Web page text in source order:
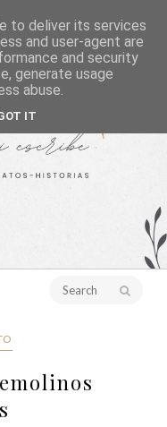
to deliver its services
and user-agent are
and security
generate usage
abuse.
IT